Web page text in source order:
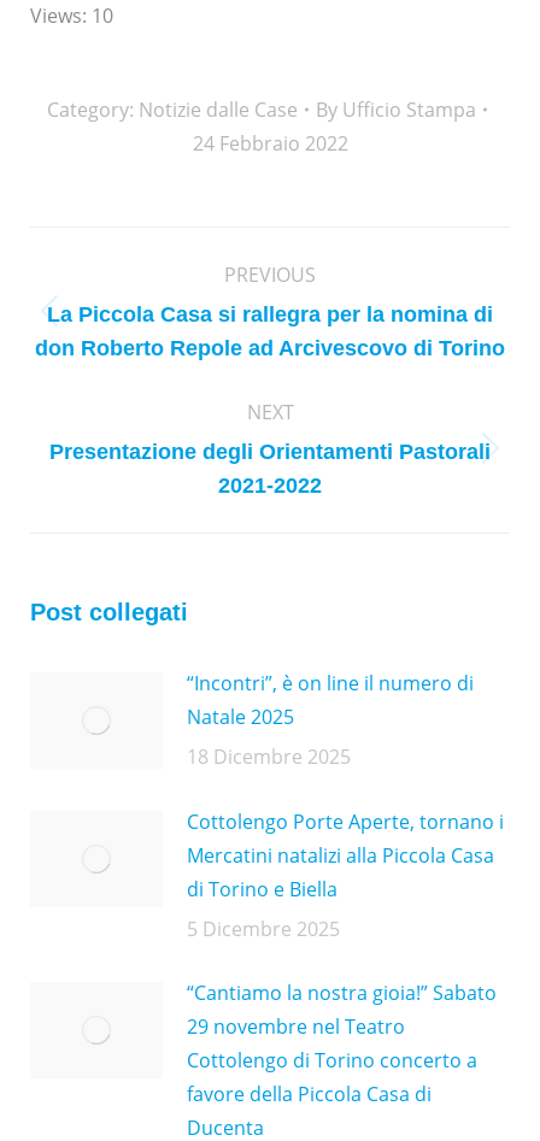
Views: 10
Category: Notizie dalle Case By Ufficio Stampa
24 Febbraio 2022
PREVIOUS
Previous
post:
La Piccola Casa si rallegra per la nomina di
don Roberto Repole ad Arcivescovo di Torino
NEXT
Next
post:
Presentazione degli Orientamenti Pastorali
2021-2022
Post collegati
“Incontri”, è on line il numero di
Natale 2025
18 Dicembre 2025
Cottolengo Porte Aperte, tornano i
Mercatini natalizi alla Piccola Casa
di Torino e Biella
5 Dicembre 2025
“Cantiamo la nostra gioia!” Sabato
29 novembre nel Teatro
Cottolengo di Torino concerto a
favore della Piccola Casa di
Ducenta